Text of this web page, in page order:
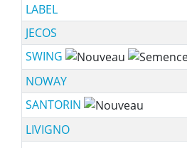
LABEL
JECOS
SWING
NOWAY
SANTORIN
LIVIGNO